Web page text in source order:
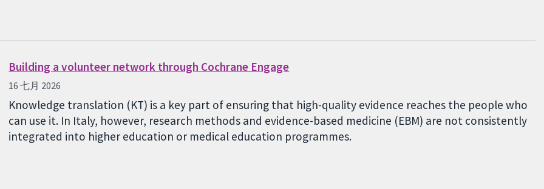
Building a volunteer network through Cochrane Engage
16 七月 2026
Knowledge translation (KT) is a key part of ensuring that high-quality evidence reaches the people who
can use it. In Italy, however, research methods and evidence-based medicine (EBM) are not consistently
integrated into higher education or medical education programmes.